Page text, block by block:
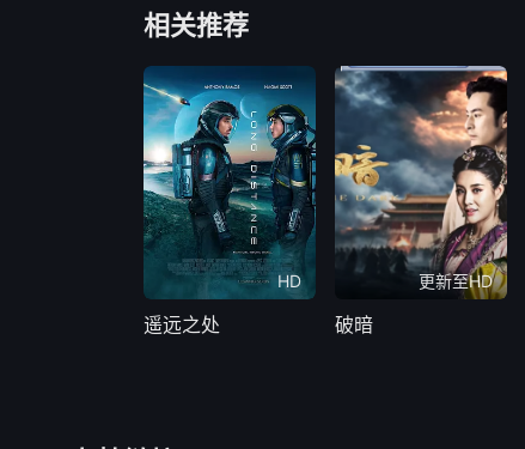
相关推荐
HD
遥远之处
更新至HD
破暗